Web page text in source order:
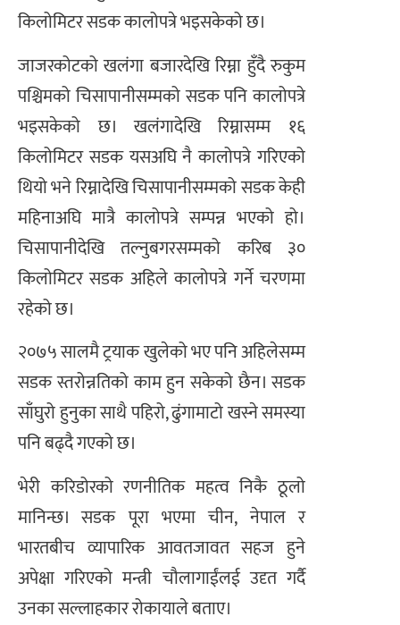
किलोमिटर सडक कालोपत्रे भइसकेको छ।
जाजरकोटको खलंगा बजारदेखि रिम्ना हुँदै रुकुम
पश्चिमको चिसापानीसम्मको सडक पनि कालोपत्रे
भइसकेको छ। खलंगादेखि रिम्नासम्म १६
किलोमिटर सडक यसअघि नै कालोपत्रे गरिएको
थियो भने रिम्नादेखि चिसापानीसम्मको सडक केही
महिनाअघि मात्रै कालोपत्रे सम्पन्न भएको हो।
चिसापानीदेखि तल्नुबगरसम्मको करिब ३०
किलोमिटर सडक अहिले कालोपत्रे गर्ने चरणमा
रहेको छ।
२०७५ सालमै ट्रयाक खुलेको भए पनि अहिलेसम्म
सडक स्तरोन्नतिको काम हुन सकेको छैन। सडक
साँघुरो हुनुका साथै पहिरो, ढुंगामाटो खस्ने समस्या
पनि बढ्दै गएको छ।
भेरी करिडोरको रणनीतिक महत्व निकै ठूलो
मानिन्छ। सडक पूरा भएमा चीन, नेपाल र
भारतबीच व्यापारिक आवतजावत सहज हुने
अपेक्षा गरिएको मन्त्री चौलागाईंलई उदृत गर्दै
उनका सल्लाहकार रोकायाले बताए।